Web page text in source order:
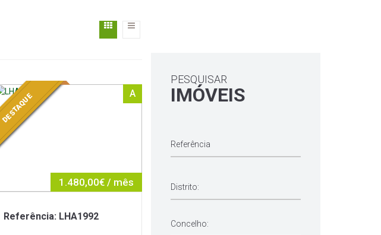
A
1.480,00€ / mês
DESTAQUE
Referência: LHA1992
PESQUISAR
IMÓVEIS